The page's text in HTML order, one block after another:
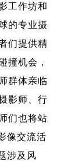
工作坊和
的专业摄
们提供精
撞机会，
群体亲临
影师、行
们也将站
像交流活
涉及风